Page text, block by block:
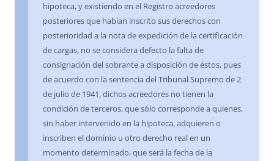
hipoteca, y existiendo en el Registro acreedores
posteriores que habían inscrito sus derechos con
posterioridad a la nota de expedición de la certificación
de cargas, no se considera defecto la falta de
consignación del sobrante a disposición de éstos, pues
de acuerdo con la sentencia del Tribunal Supremo de 2
de julio de 1941, dichos acreedores no tienen la
condición de terceros, que sólo corresponde a quienes,
sin haber intervenido en la hipoteca, adquieren o
inscriben el dominio u otro derecho real en un
momento determinado, que será la fecha de la